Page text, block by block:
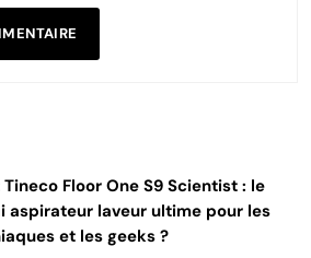
Tineco Floor One S9 Scientist : le
aspirateur laveur ultime pour les
et les geeks ?